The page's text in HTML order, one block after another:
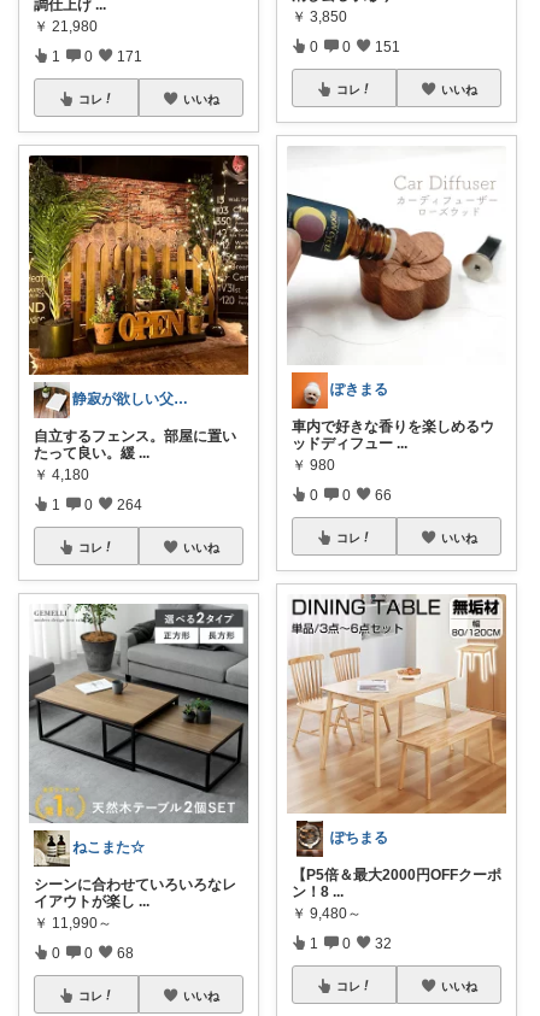
調仕上げ ...
￥ 21,980
1 0 171
コレ いいね
静寂が欲しい父🍀憧れの無骨な暮らし
自立するフェンス。部屋に置い
たって良い。緩 ...
￥ 4,180
1 0 264
コレ いいね
ねこまた☆
シーンに合わせていろいろなレ
イアウトが楽し ...
￥ 11,990～
0 0 68
コレ いいね
￥ 3,850
0 0 151
コレ いいね
ぽきまる
車内で好きな香りを楽しめるウ
ッドディフュー ...
￥ 980
0 0 66
コレ いいね
ぽちまる
【P5倍＆最大2000円OFFクーポ
ン！8 ...
￥ 9,480～
1 0 32
コレ いいね